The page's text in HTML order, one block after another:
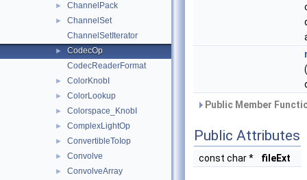
► ChannelPack
►
ChannelSet
ChannelSetIterator
►
CodecOp
CodecReaderFormat
► ColorKnobI
► ColorLookup
► Colorspace_KnobI
► ComplexLightOp
► ConvertibleToIop
► Convolve
► ConvolveArray
Public Member
Public Attributes
const char * fileExt